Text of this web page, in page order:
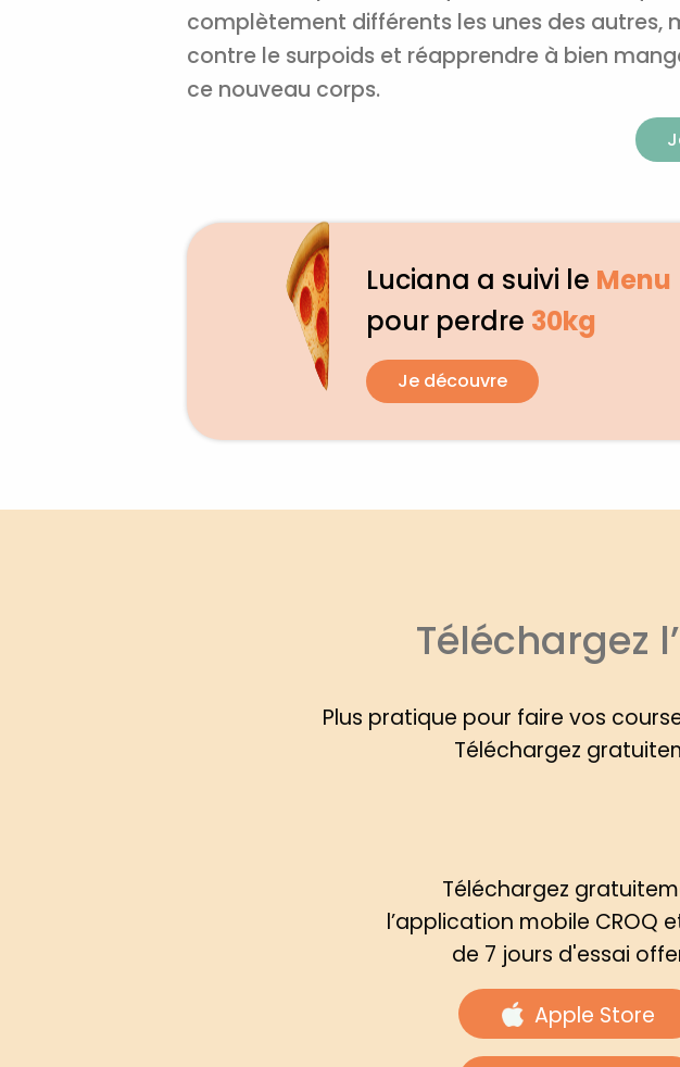
complètement différents les unes des autres,
contre le surpoids et réapprendre à bien
ce nouveau corps.
Luciana a suivi le
pour perdre 30kg
Je découvre
Téléchargez
Plus pratique pour faire vos
Téléchargez
Téléchargez
l’application mobile CROQ
de 7 jours d'essai
Apple Store